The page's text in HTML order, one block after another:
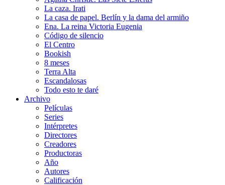
La caza. Irati
La casa de papel. Berlín y la dama del armiño
Ena. La reina Victoria Eugenia
Código de silencio
El Centro
Bookish
8 meses
Terra Alta
Escandalosas
Todo esto te daré
Archivo
Películas
Series
Intérpretes
Directores
Creadores
Productoras
Año
Autores
Calificación